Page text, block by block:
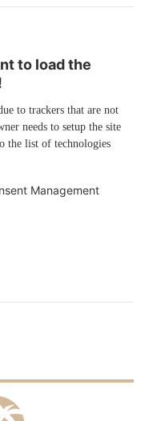
to load the
to trackers that are not
needs to setup the site
the list of technologies
Management